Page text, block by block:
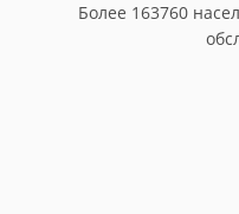
Более 163760